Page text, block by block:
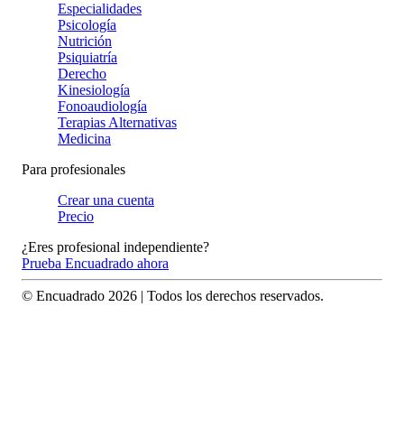
Especialidades
Psicología
Nutrición
Psiquiatría
Derecho
Kinesiología
Fonoaudiología
Terapias Alternativas
Medicina
Para profesionales
Crear una cuenta
Precio
¿Eres profesional independiente?
Prueba Encuadrado ahora
© Encuadrado 2026 | Todos los derechos reservados.